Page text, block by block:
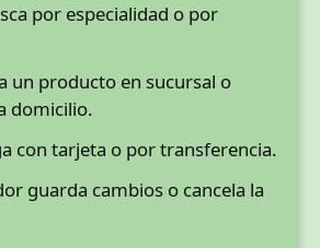
por especialidad o por
un producto en sucursal o
domicilio.
con tarjeta o por transferencia.
guarda cambios o cancela la